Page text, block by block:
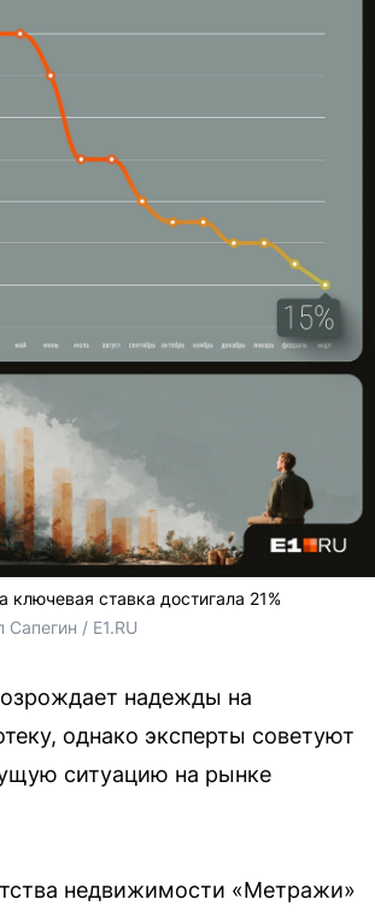
ключевая ставка достигала 21%
Сапегин / E1.RU
надежды на
однако эксперты советуют
ситуацию на рынке
недвижимости «Метражи»